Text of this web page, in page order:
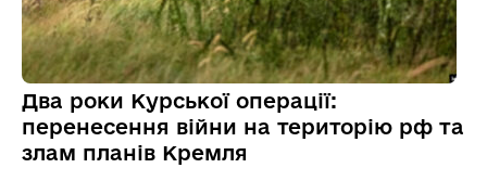
Два роки Курської операції:
перенесення війни на територію рф та
злам планів Кремля